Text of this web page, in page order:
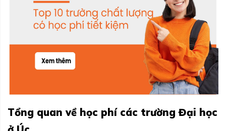
Tổng quan về học phí các trường Đại học